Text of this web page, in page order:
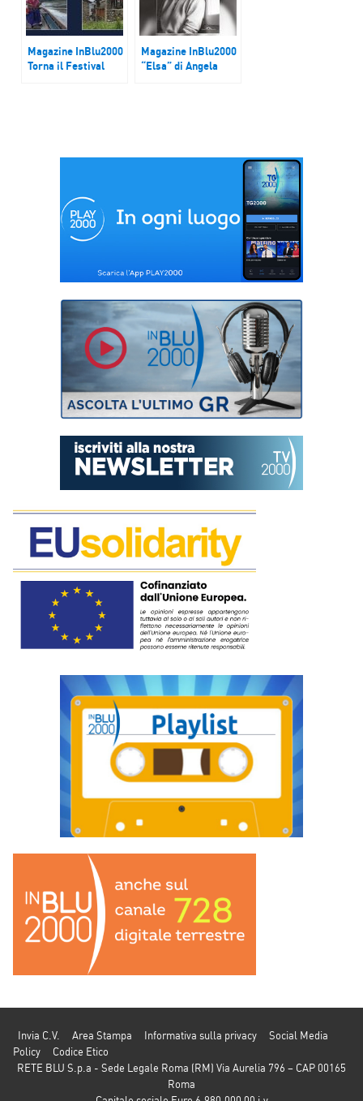
Magazine InBlu2000
Torna il Festival
Magazine InBlu2000
“Elsa” di Angela
Invia C.V. Area Stampa Informativa sulla privacy
Social Media
Policy
Codice Etico
RETE BLU S.p.a - Sede Legale Roma (RM) Via Aurelia 796 – CAP 00165
Roma